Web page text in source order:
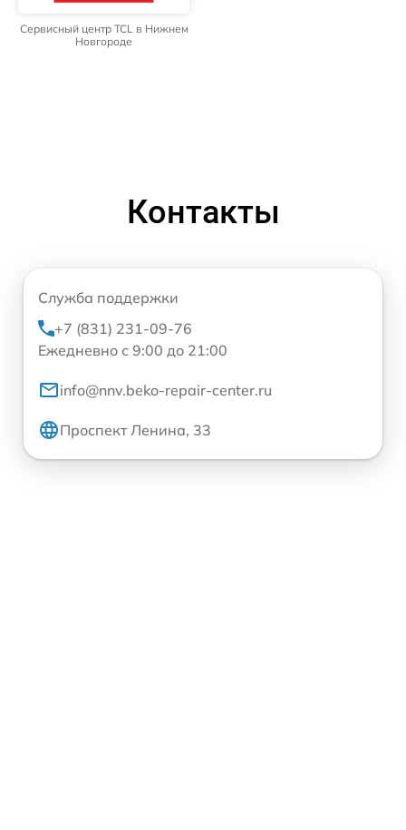
Сервисный центр TCL в Нижнем
Новгороде
Контакты
Служба поддержки
+7 (831) 231-09-76
Ежедневно с 9:00 до 21:00
info@nnv.beko-repair-center.ru
Проспект Ленина, 33